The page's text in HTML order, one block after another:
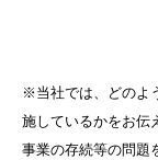
※当社では、どのよ
施しているかをお伝
事業の存続等の問題